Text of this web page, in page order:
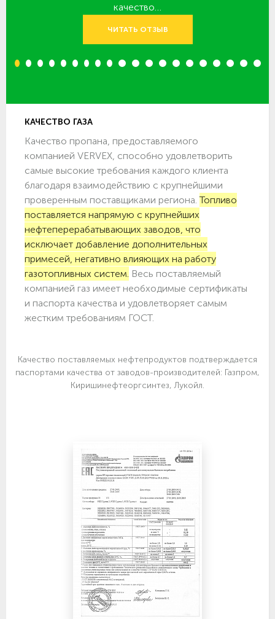
качество…
ЧИТАТЬ ОТЗЫВ
1 2 3 4 5 6 7 8 9 10 11 12 13 14 15 16 17 18 19 20
КАЧЕСТВО ГАЗА
Качество пропана, предоставляемого
компанией VERVEX, способно удовлетворить
самые высокие требования каждого клиента
благодаря взаимодействию с крупнейшими
проверенным поставщиками региона.Топливо
поставляется напрямую с крупнейших
нефтеперерабатывающих заводов, что
исключает добавление дополнительных
примесей, негативно влияющих на работу
газотопливных систем. Весь поставляемый
компанией газ имеет необходимые сертификаты
и паспорта качества и удовлетворяет самым
жестким требованиям ГОСТ.
Качество поставляемых нефтепродуктов подтверждается
паспортами качества от заводов-производителей: Газпром,
Киришинефтеоргсинтез, Лукойл.